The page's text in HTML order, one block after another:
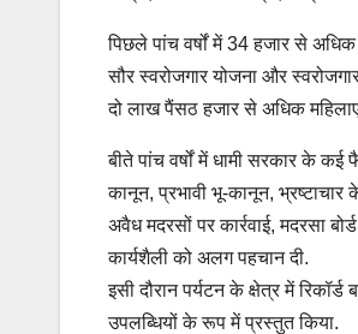
पिछले पांच वर्षों में 34 हजार से अधिक
सौर स्वरोजगार योजना और
दो लाख पैंसठ हजार से अधिक
बीते पांच वर्षों में धामी सरकार के कई
कानून, प्रभावी भू-कानून, भ्रष्टाचार
अवैध मदरसों पर कार्रवाई, मदरसा
कार्यशैली को अलग पहचान दी.
इसी दौरान पर्यटन के क्षेत्र में
उपलब्धियों के रूप में प्रस्तुत किया.